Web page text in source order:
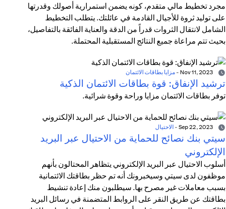
مجرد تخطيط مالي متقدم، كونه يضمن استمرارية أصولك وقدرتها
على توليد ثروة للأجيال القادمة في عائلتك. يتطلب التخطيط
الشامل لانتقال الثروات قدراً من الدقة والعناية الفائقة بالتفاصيل،
بحيث تتم مراعاة جميع النتائج المستقبلية المحتملة.
- مزايا بطاقات الائتمان
ترشيد الإنفاق: قوة بطاقات الائتمان الذكية
توفر بطاقات الائتمان مزايا وراحة وقوة شرائية.
- الاحتيال
سيتي بنك نصائح للحماية من الاحتيال عبر البريد
الإلكتروني
أسلوب الاحتيال عبر البريد الإلكتروني يتظاهر المحتالون بأنهم
موظفون لدى سيتي وسيخبرونك أنه تم حظر بطاقتك الائتمانية
بسبب معاملات غير مصرح بها. سيطلبون منك إعادة تنشيط
بطاقتك عن طريق النقر على الروابط المتضمنة في رسائل البريد